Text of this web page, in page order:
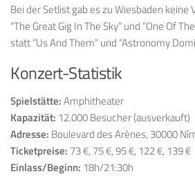
Bei der Setlist gab es zu Wiesbaden keine
“The Great Gig In The Sky” und “One Of
statt “Us And Them” und “Astronomy
Konzert-Statistik
Spielstätte:Amphitheater
Kapazität: 12.000 Besucher (ausverkauft)
Adresse: Boulevard des Arènes, 30000
Ticketpreise: 73 €, 75 €, 95 €, 122 €, 139 €
Einlass/Beginn: 18h/21:30h